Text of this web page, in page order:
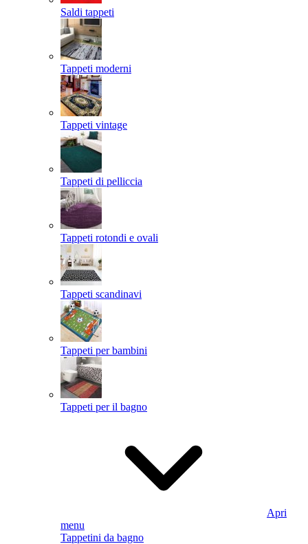
Saldi tappeti
Tappeti moderni
Tappeti vintage
Tappeti di pelliccia
Tappeti rotondi e ovali
Tappeti scandinavi
Tappeti per bambini
Tappeti per il bagno
Apri
menu
Tappetini da bagno